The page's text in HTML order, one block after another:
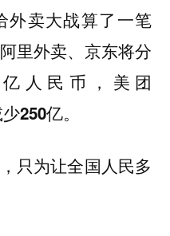
外卖大战算了一笔
里外卖、京东将分
人民币，美团
250亿。
只为让全国人民多